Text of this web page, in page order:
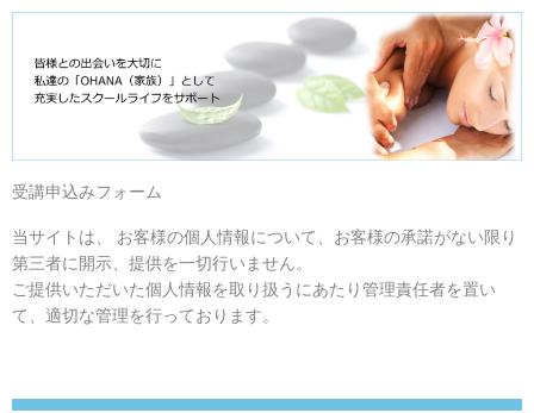
受講申込みフォーム
当サイトは、 お客様の個人情報について、お客様の承諾がない限り
第三者に開示、提供を一切行いません。
ご提供いただいた個人情報を取り扱うにあたり管理責任者を置い
て、適切な管理を行っております。